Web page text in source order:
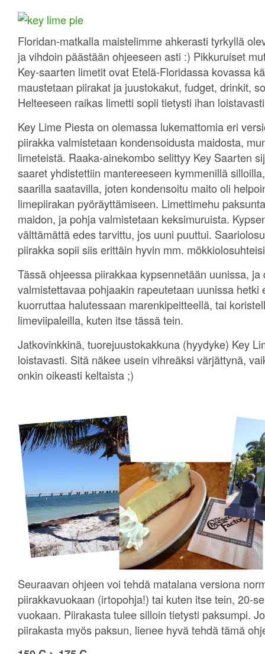
Floridan-matkalla maistelimme ahkerasti tyrkyllä
ja vihdoin päästään ohjeeseen asti :) Pikkuruiset
Key-saarten limetit ovat Etelä-Floridassa kovassa
maustetaan piirakat ja juustokakut, fudget, drinkit,
Helteeseen raikas limetti sopii tietysti ihan
Key Lime Piesta on olemassa lukemattomia eri
piirakka valmistetaan kondensoidusta maidosta,
limeteistä. Raaka-ainekombo selittyy Key Saarten
saaret yhdistettiin mantereeseen kymmenillä
saarilla saatavilla, joten kondensoitu maito oli
limepiirakan pyöräyttämiseen. Limettimehu
maidon, ja pohja valmistetaan keksimuruista.
välttämättä edes tarvittu, jos uuni puuttui.
piirakka sopii siis erittäin hyvin mm.
Tässä ohjeessa piirakkaa kypsennetään uunissa,
valmistettavaa pohjaakin rapeutetaan uunissa hetki
kuorruttaa halutessaan marenkipeitteellä, tai
limeviipaleilla, kuten itse tässä tein.
Jatkovinkkinä, tuorejuustokakkuna (hyydyke) Key
loistavasti. Sitä näkee usein vihreäksi värjättynä,
onkin oikeasti keltaista ;)
Seuraavan ohjeen voi tehdä matalana versiona
piirakkavuokaan (irtopohja!) tai kuten itse tein, 20-
vuokaan. Piirakasta tulee silloin tietysti paksumpi.
piirakasta myös paksun, lienee hyvä tehdä tämä